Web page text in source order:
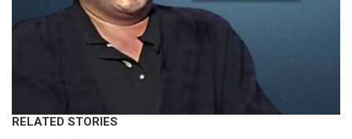
RELATED STORIES
KERALA